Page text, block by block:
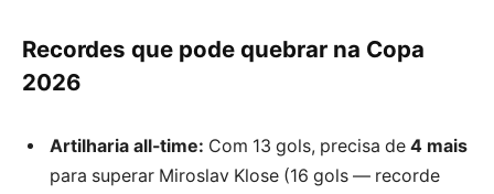
Recordes que pode quebrar na Copa
2026
Artilharia all-time: Com 13 gols, precisa de 4 mais
para superar Miroslav Klose (16 gols — recorde